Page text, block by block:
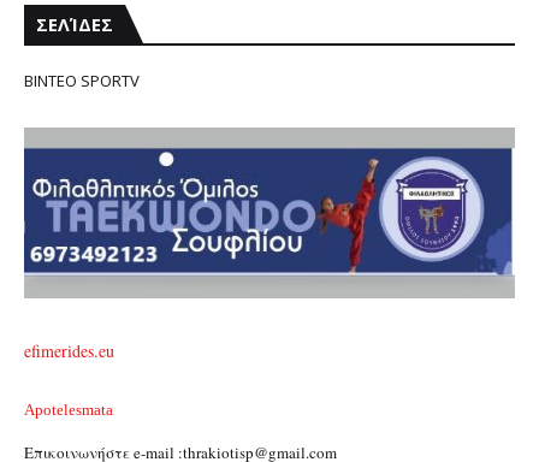
ΣΕΛΊΔΕΣ
ΒΙΝΤΕΟ SPORTV
efimerides.eu
Apotelesmata
Επικοινωνήστε e-mail :thrakiotisp@gmail.com